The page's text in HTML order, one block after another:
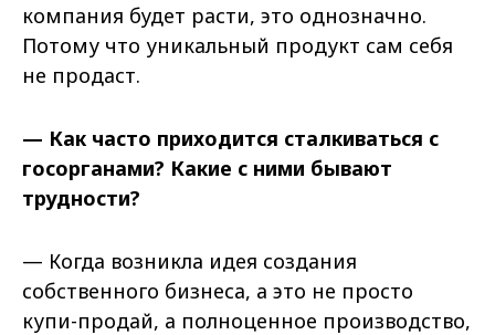
компания будет расти, это однозначно.
Потому что уникальный продукт сам себя
не продаст.
— Как часто приходится сталкиваться с
госорганами? Какие с ними бывают
трудности?
— Когда возникла идея создания
собственного бизнеса, а это не просто
купи-продай, а полноценное производство,